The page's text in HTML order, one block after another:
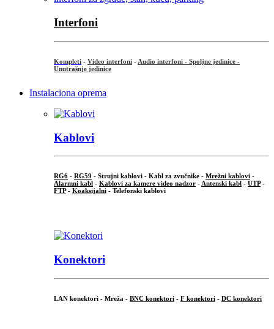
Interfoni
Kompleti - Video interfoni - Audio interfoni - Spoljne jedinice -
Unutrašnje jedinice
Instalaciona oprema
Kablovi
RG6 - RG59 - Strujni kablovi - Kabl za zvučnike - Mrežni kablovi -
Alarmni kabl - Kablovi za kamere video nadzor - Antenski kabl - UTP-
FTP- Koaksijalni - Telefonski kablovi
Konektori
LAN konektori - Mreža - BNC konektori - F konektori - DC konektori